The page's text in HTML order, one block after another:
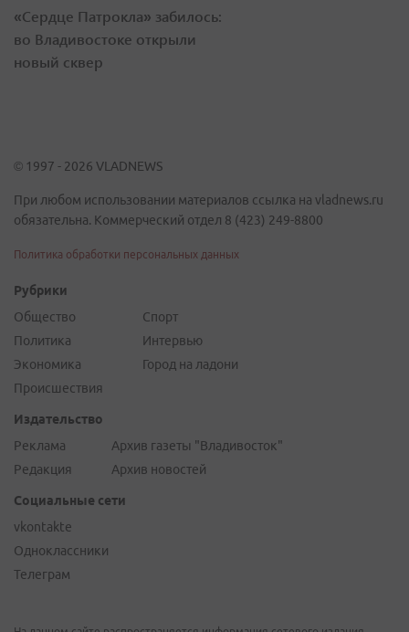
«Сердце Патрокла» забилось:
во Владивостоке открыли
новый сквер
© 1997 - 2026 VLADNEWS
При любом использовании материалов ссылка на vladnews.ru
обязательна. Коммерческий отдел 8 (423) 249-8800
Политика обработки персональных данных
Рубрики
Общество
Политика
Экономика
Происшествия
Спорт
Интервью
Город на ладони
Издательство
Реклама
Редакция
Архив газеты "Владивосток"
Архив новостей
Социальные сети
vkontakte
Одноклассники
Телеграм